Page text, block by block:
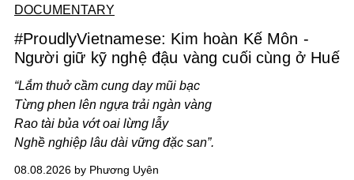
DOCUMENTARY
#ProudlyVietnamese: Kim hoàn Kế Môn -
Người giữ kỹ nghệ đậu vàng cuối cùng ở Huế
“Lắm thuở cầm cung day mũi bạc
Từng phen lên ngựa trải ngàn vàng
Rao tài bủa vớt oai lừng lẫy
Nghề nghiệp lâu dài vững đặc san”.
08.08.2026 by Phương Uyên